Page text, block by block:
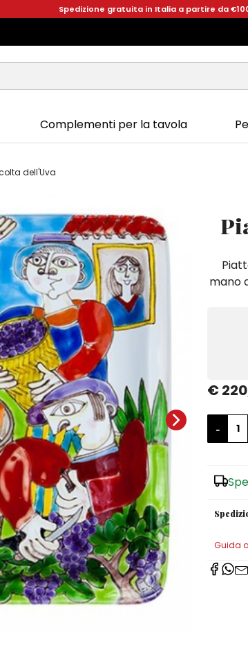
Spedizione gratuita in Italia a partire da
Complementi per la tavola
dell'Uva
mano
€
-
Guida